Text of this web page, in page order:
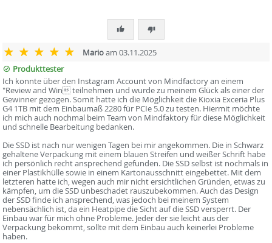
Marioam 03.11.2025
Produkttester
Ich konnte über den Instagram Account von Mindfactory an einem
"Review and Win teilnehmen und wurde zu meinem Glück als einer der
Gewinner gezogen. Somit hatte ich die Möglichkeit die Kioxia Exceria Plus
G4 1TB mit dem Einbaumaß 2280 für PCIe 5.0 zu testen. Hiermit möchte
ich mich auch nochmal beim Team von Mindfaktory für diese Möglichkeit
und schnelle Bearbeitung bedanken.
Die SSD ist nach nur wenigen Tagen bei mir angekommen. Die in Schwarz
gehaltene Verpackung mit einem blauen Streifen und weißer Schrift habe
ich persönlich recht ansprechend gefunden. Die SSD selbst ist nochmals in
einer Plastikhülle sowie in einem Kartonausschnitt eingebettet. Mit dem
letzteren hatte ich, wegen auch mir nicht ersichtlichen Gründen, etwas zu
kämpfen, um die SSD unbeschadet rauszubekommen. Auch das Design
der SSD finde ich ansprechend, was jedoch bei meinem System
nebensächlich ist, da ein Heatpipe die Sicht auf die SSD versperrt. Der
Einbau war für mich ohne Probleme. Jeder der sie leicht aus der
Verpackung bekommt, sollte mit dem Einbau auch keinerlei Probleme
haben.